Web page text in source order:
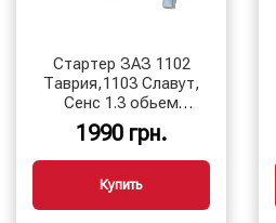
Стартер ЗАЗ 1102
Таврия,1103 Славут,
Сенс 1.3 обьем
двигателя
1990 грн.
Купить